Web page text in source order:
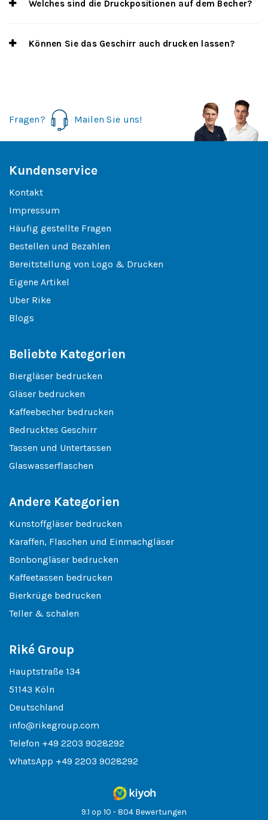
Welches sind die Druckpositionen auf dem Becher?
Können Sie das Geschirr auch drucken lassen?
Fragen? Mailen Sie uns!
Kundenservice
Kontakt
Impressum
Häufig gestellte Fragen
Bestellen und Bezahlen
Bereitstellung von Logo & Drucken
Eigene Artikel
Uber Rike
Blogs
Beliebte Kategorien
Biergläser bedrucken
Gläser bedrucken
Kaffeebecher bedrucken
Bedrucktes Geschirr
Tassen und Untertassen
Glaswasserflaschen
Andere Kategorien
Kunstoffgläser bedrucken
Karaffen, Flaschen und Einmachgläser
Bonbongläser bedrucken
Kaffeetassen bedrucken
Bierkrüge bedrucken
Teller & schalen
Riké Group
Hauptstraße 134
51143 Köln
Deutschland
info@rikegroup.com
Telefon +49 2203 9028292
WhatsApp +49 2203 9028292
9.1 op 10 - 804 Bewertungen